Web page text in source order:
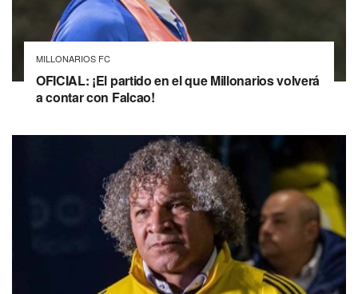
MILLONARIOS FC
OFICIAL: ¡El partido en el que Millonarios volverá
a contar con Falcao!